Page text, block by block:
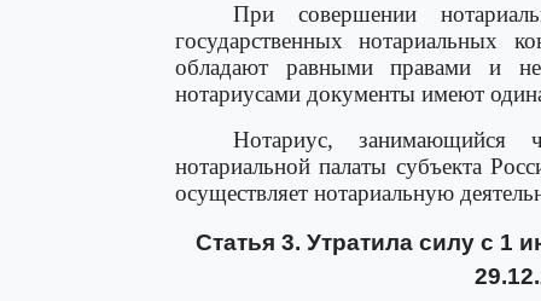
При совершении
государственных нотариальных
обладают равными правами и
нотариусами документы имеют
Нотариус, занимающийся
нотариальной палаты субъекта
осуществляет нотариальную
Статья 3. Утратила силу с 1